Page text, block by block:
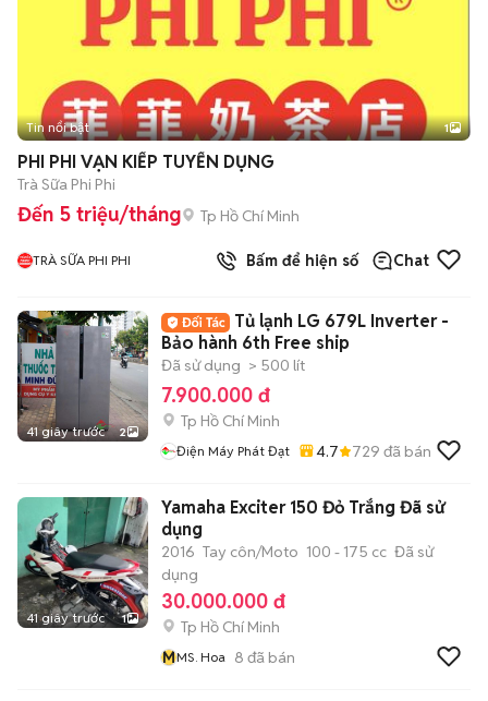
Tin nổi bật 1
PHI PHI VẠN KIẾP TUYỂN DỤNG
Trà Sữa Phi Phi
Đến 5 triệu/tháng Tp Hồ Chí Minh
TRÀ SỮA PHI PHI Bấm để hiện số Chat
41 giây trước 2
Tủ lạnh LG 679L Inverter -
Bảo hành 6th Free ship
Đã sử dụng > 500 lít
7.900.000 đ
Tp Hồ Chí Minh
Điện Máy Phát Đạt 4.7 729 đã bán
41 giây trước 1
Yamaha Exciter 150 Đỏ Trắng Đã sử
dụng
2016 Tay côn/Moto 100 - 175 cc Đã sử
dụng
30.000.000 đ
Tp Hồ Chí Minh
MMS. Hoa 8 đã bán